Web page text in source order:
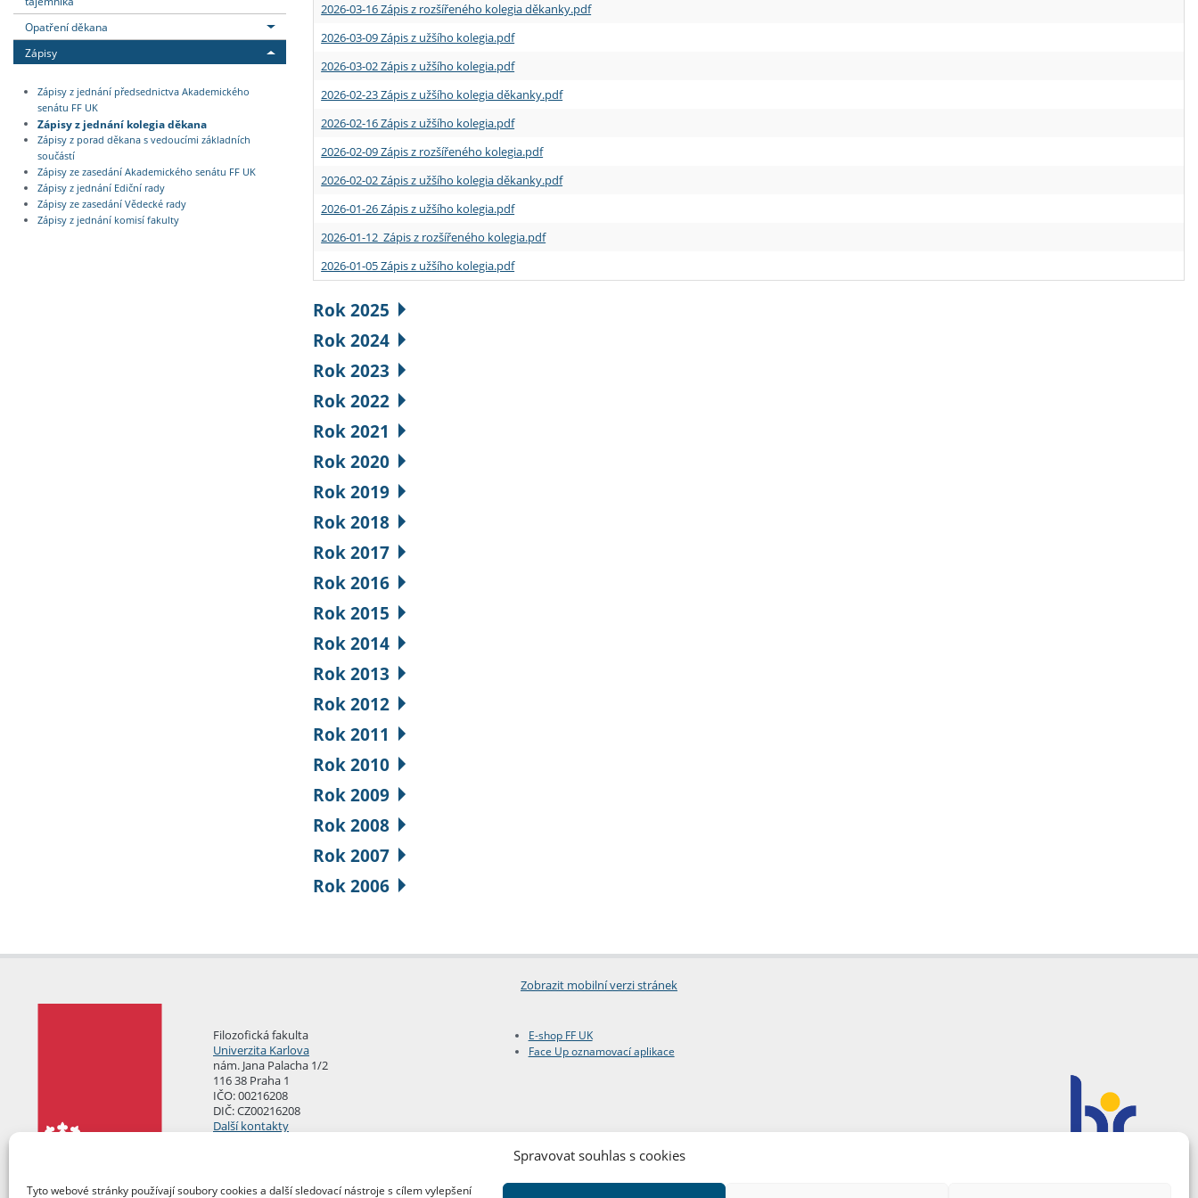
Spravovat souhlas s cookies
Tyto webové stránky používají soubory cookies a další sledovací nástroje s cílem vylepšení
Opatření děkana
Zápisy
Zápisy z jednání předsednictva Akademického
senátu FF UK
Zápisy z jednání kolegia děkana
Zápisy z porad děkana s vedoucími základních
součástí
Zápisy ze zasedání Akademického senátu FF UK
Zápisy z jednání Ediční rady
Zápisy ze zasedání Vědecké rady
Zápisy z jednání komisí fakulty
2026-03-16 Zápis z rozšířeného kolegia děkanky.pdf
2026-03-09 Zápis z užšího kolegia.pdf
2026-03-02 Zápis z užšího kolegia.pdf
2026-02-23 Zápis z užšího kolegia děkanky.pdf
2026-02-16 Zápis z užšího kolegia.pdf
2026-02-09 Zápis z rozšířeného kolegia.pdf
2026-02-02 Zápis z užšího kolegia děkanky.pdf
2026-01-26 Zápis z užšího kolegia.pdf
2026-01-12 Zápis z rozšířeného kolegia.pdf
2026-01-05 Zápis z užšího kolegia.pdf
Rok 2025
Rok 2024
Rok 2023
Rok 2022
Rok 2021
Rok 2020
Rok 2019
Rok 2018
Rok 2017
Rok 2016
Rok 2015
Rok 2014
Rok 2013
Rok 2012
Rok 2011
Rok 2010
Rok 2009
Rok 2008
Rok 2007
Rok 2006
Zobrazit mobilní verzi stránek
Filozofická fakulta
Univerzita Karlova
nám. Jana Palacha 1/2
116 38 Praha 1
IČO: 00216208
DIČ: CZ00216208
Další kontakty
E-shop FF UK
Face Up oznamovací aplikace